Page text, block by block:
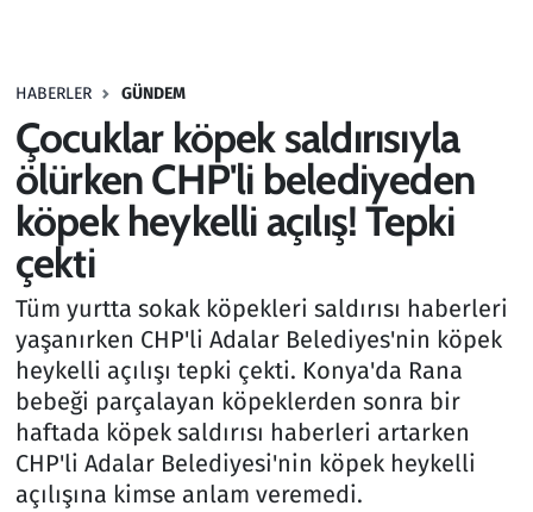
HABERLER GÜNDEM
Çocuklar köpek saldırısıyla
ölürken CHP'li belediyeden
köpek heykelli açılış! Tepki
çekti
Tüm yurtta sokak köpekleri saldırısı haberleri
yaşanırken CHP'li Adalar Belediyes'nin köpek
heykelli açılışı tepki çekti. Konya'da Rana
bebeği parçalayan köpeklerden sonra bir
haftada köpek saldırısı haberleri artarken
CHP'li Adalar Belediyesi'nin köpek heykelli
açılışına kimse anlam veremedi.
Haber
Kültür Sanat
Kurumsal Haberler
Lezzet Durağı
Memur ve Kamu
Otomobil
Oyun